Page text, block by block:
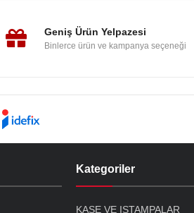
Geniş Ürün Yelpazesi
Binlerce ürün ve kampanya seçeneği
Kategoriler
KAŞE VE ISTAMPALAR